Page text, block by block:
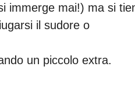
immerge mai!) ma si
il sudore o
un piccolo extra.